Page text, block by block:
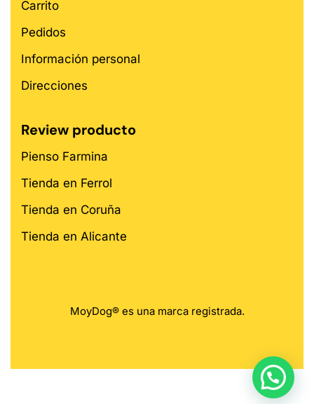
Carrito
Pedidos
Información personal
Direcciones
Review producto
Pienso Farmina
Tienda en Ferrol
Tienda en Coruña
Tienda en Alicante
MoyDog® es una marca registrada.